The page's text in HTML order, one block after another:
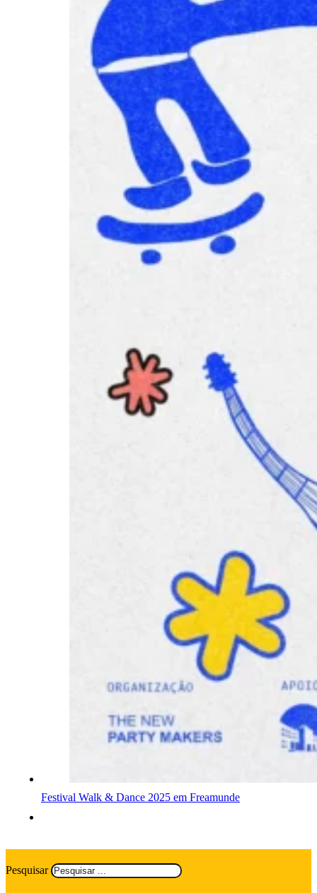
Festival Walk & Dance 2025 em Freamunde
Pesquisar